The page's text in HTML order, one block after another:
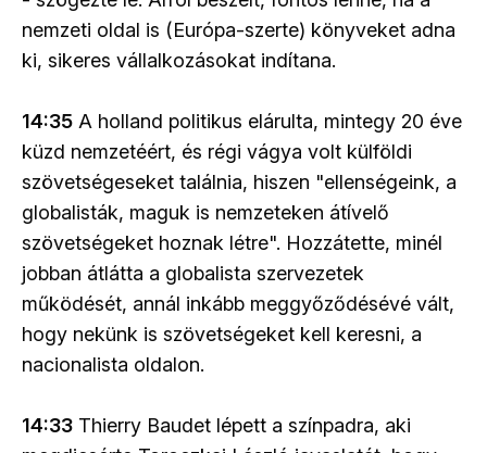
nemzeti oldal is (Európa-szerte) könyveket adna
ki, sikeres vállalkozásokat indítana.
14:35 A holland politikus elárulta, mintegy 20 éve
küzd nemzetéért, és régi vágya volt külföldi
szövetségeseket találnia, hiszen "ellenségeink, a
globalisták, maguk is nemzeteken átívelő
szövetségeket hoznak létre". Hozzátette, minél
jobban átlátta a globalista szervezetek
működését, annál inkább meggyőződésévé vált,
hogy nekünk is szövetségeket kell keresni, a
nacionalista oldalon.
14:33 Thierry Baudet lépett a színpadra, aki